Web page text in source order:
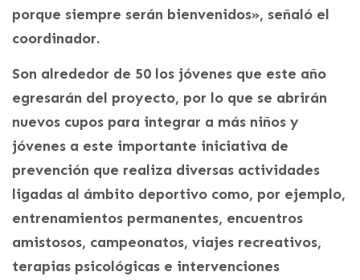
porque siempre serán bienvenidos», señaló el
coordinador.
Son alrededor de 50 los jóvenes que este año
egresarán del proyecto, por lo que se abrirán
nuevos cupos para integrar a más niños y
jóvenes a este importante iniciativa de
prevención que realiza diversas actividades
ligadas al ámbito deportivo como, por ejemplo,
entrenamientos permanentes, encuentros
amistosos, campeonatos, viajes recreativos,
terapias psicológicas e intervenciones